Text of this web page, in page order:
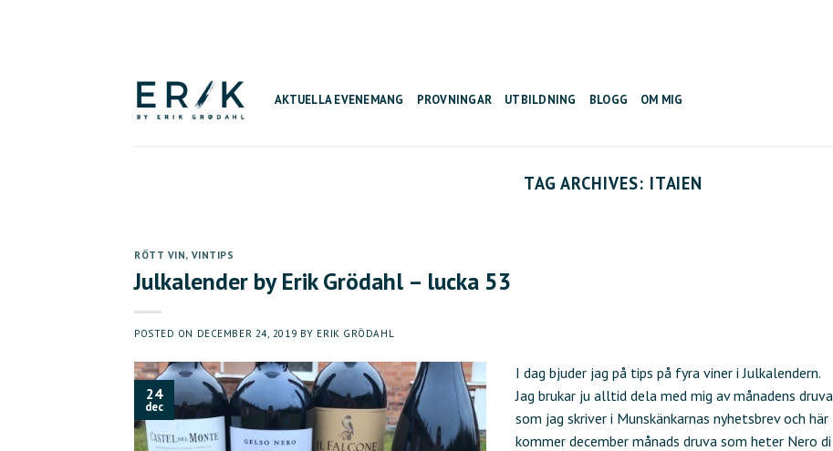
AKTUELLA EVENEMANG PROVNINGAR UTBILDNING BLOGG OM MIG
TAG ARCHIVES: ITAIEN
RÖTT VIN, VINTIPS
Julkalender by Erik Grödahl – lucka 53
POSTED ON DECEMBER 24, 2019 BY ERIK GRÖDAHL
24
dec
I dag bjuder jag på tips på fyra viner i Julkalendern.
Jag brukar ju alltid dela med mig av månadens druva
som jag skriver i Munskänkarnas nyhetsbrev och här
kommer december månads druva som heter Nero di